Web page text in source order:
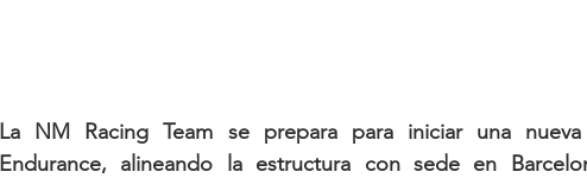
La NM Racing Team se prepara para iniciar una
Endurance, alineando la estructura con sede en